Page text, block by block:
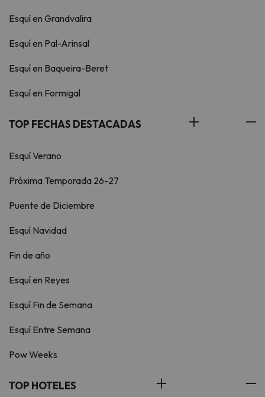
Esquí en Grandvalira
Esquí en Pal-Arinsal
Esquí en Baqueira-Beret
Esquí en Formigal
TOP FECHAS DESTACADAS
Esquí Verano
Próxima Temporada 26-27
Puente de Diciembre
Esquí Navidad
Fin de año
Esquí en Reyes
Esquí Fin de Semana
Esquí Entre Semana
Pow Weeks
TOP HOTELES